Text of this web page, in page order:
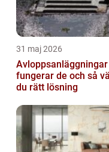
31 maj 2026
Avloppsanläggningar så
fungerar de och så
du rätt lösning